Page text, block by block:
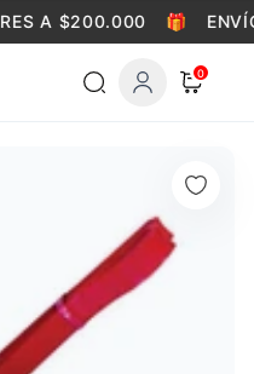
A $200.000 🎁
0